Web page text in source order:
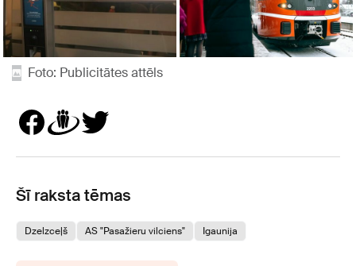
Foto: Publicitātes attēls
Šī raksta tēmas
Dzelzceļš AS "Pasažieru vilciens" Igaunija